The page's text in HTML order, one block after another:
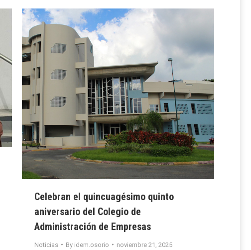
Celebran el quincuagésimo quinto
aniversario del Colegio de
Administración de Empresas
Noticias By idem.osorio noviembre 21, 2025